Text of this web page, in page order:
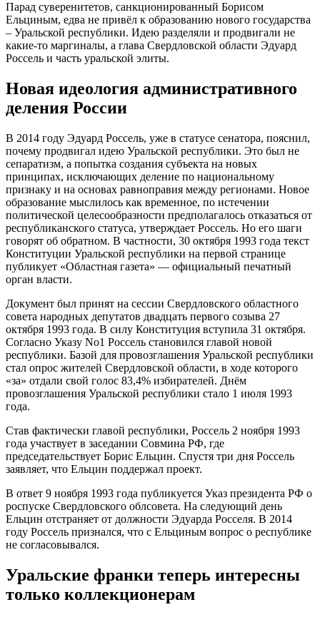
Парад суверенитетов, санкционированный Борисом
Ельциным, едва не привёл к образованию нового государства
– Уральской республики. Идею разделяли и продвигали не
какие-то маргиналы, а глава Свердловской области Эдуард
Россель и часть уральской элиты.
Новая идеология административного
деления России
В 2014 году Эдуард Россель, уже в статусе сенатора, пояснил,
почему продвигал идею Уральской республики. Это был не
сепаратизм, а попытка создания субъекта на новых
принципах, исключающих деление по национальному
признаку и на основах равноправия между регионами. Новое
образование мыслилось как временное, по истечении
политической целесообразности предполагалось отказаться от
республиканского статуса, утверждает Россель. Но его шаги
говорят об обратном. В частности, 30 октября 1993 года текст
Конституции Уральской республики на первой странице
публикует «Областная газета» — официальный печатный
орган власти.
Документ был принят на сессии Свердловского областного
совета народных депутатов двадцать первого созыва 27
октября 1993 года. В силу Конституция вступила 31 октября.
Согласно Указу No1 Россель становился главой новой
республики. Базой для провозглашения Уральской республики
стал опрос жителей Свердловской области, в ходе которого
«за» отдали свой голос 83,4% избирателей. Днём
провозглашения Уральской республики стало 1 июля 1993
года.
Став фактически главой республики, Россель 2 ноября 1993
года участвует в заседании Совмина РФ, где
председательствует Борис Ельцин. Спустя три дня Россель
заявляет, что Ельцин поддержал проект.
В ответ 9 ноября 1993 года публикуется Указ президента РФ о
роспуске Свердловского облсовета. На следующий день
Ельцин отстраняет от должности Эдуарда Росселя. В 2014
году Россель признался, что с Ельциным вопрос о республике
не согласовывался.
Уральские франки теперь интересны
только коллекционерам